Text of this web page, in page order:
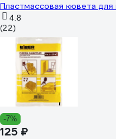
Пластмассовая кювета
4.8
(22)
-7%
125 ₽